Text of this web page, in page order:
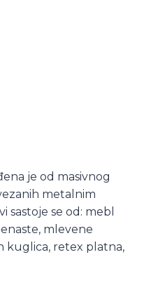
je od masivnog
metalnim
sastoje se od: mebl
mlevene
kuglica, retex platna,